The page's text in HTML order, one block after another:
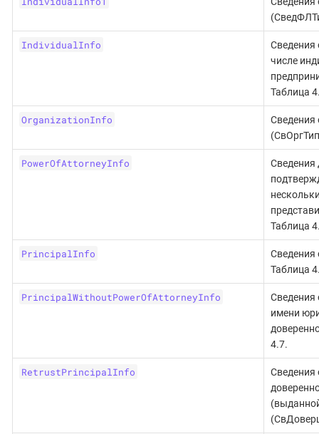
IndividualInfo
Сведения
числе
Таблица
OrganizationInfo
Сведения
PowerOfAttorneyInfo
Сведения
Таблица
PrincipalInfo
Сведения
Таблица
PrincipalWithoutPowerOfAttorneyInfo
Сведения
имени
4.7.
RetrustPrincipalInfo
Сведения